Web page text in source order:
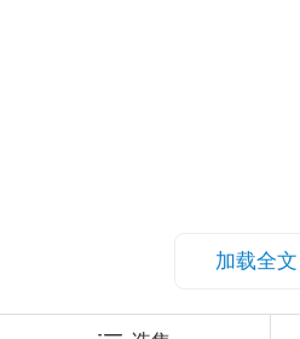
加载全文